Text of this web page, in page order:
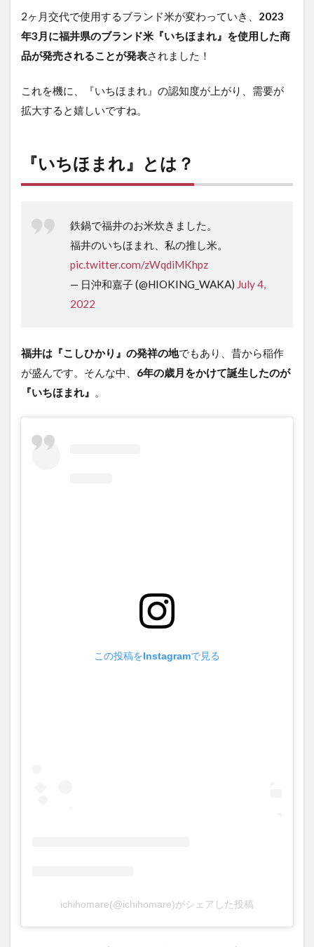
2ヶ月交代で使用するブランド米が変わっていき、 2023
年3月に福井県のブランド米『いちほまれ』を使用した商
品が発売されることが発表されました！
これを機に、『いちほまれ』の認知度が上がり、需要が
拡大すると嬉しいですね。
『いちほまれ』とは？
鉄鍋で福井のお米炊きました。
福井のいちほまれ、私の推し米。
pic.twitter.com/zWqdiMKhpz
— 日沖和嘉子 (@HIOKING_WAKA) July 4,
2022
福井は『こしひかり』の発祥の地でもあり、昔から稲作
が盛んです。そんな中、 6年の歳月をかけて誕生したのが
『いちほまれ』 。
この投稿をInstagramで見る
ichihomare(@ichihomare)がシェアした投稿